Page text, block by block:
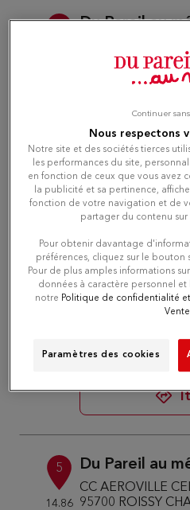
Du Pareil au
GAULLE
93110 ROSNY
4
11.62
km
Du Pareil au
29 RUE DU MIDI
94300 VINCENNES
Attualmente
5
14.86
Du Pareil au
CC AEROVILLE
95700 ROISSY
Nous respectons
Notre site et des sociétés tierces
les performances du site,
en fonction de ceux que vous avez
la publicité et sa pertinence,
fonction de votre navigation et de
partager du contenu sur
Pour obtenir davantage
préférences, cliquez sur le bouton
Pour de plus amples informations
données à caractère personnel
notre Politique de confidentialité
Paramètres des cookies
Continuer